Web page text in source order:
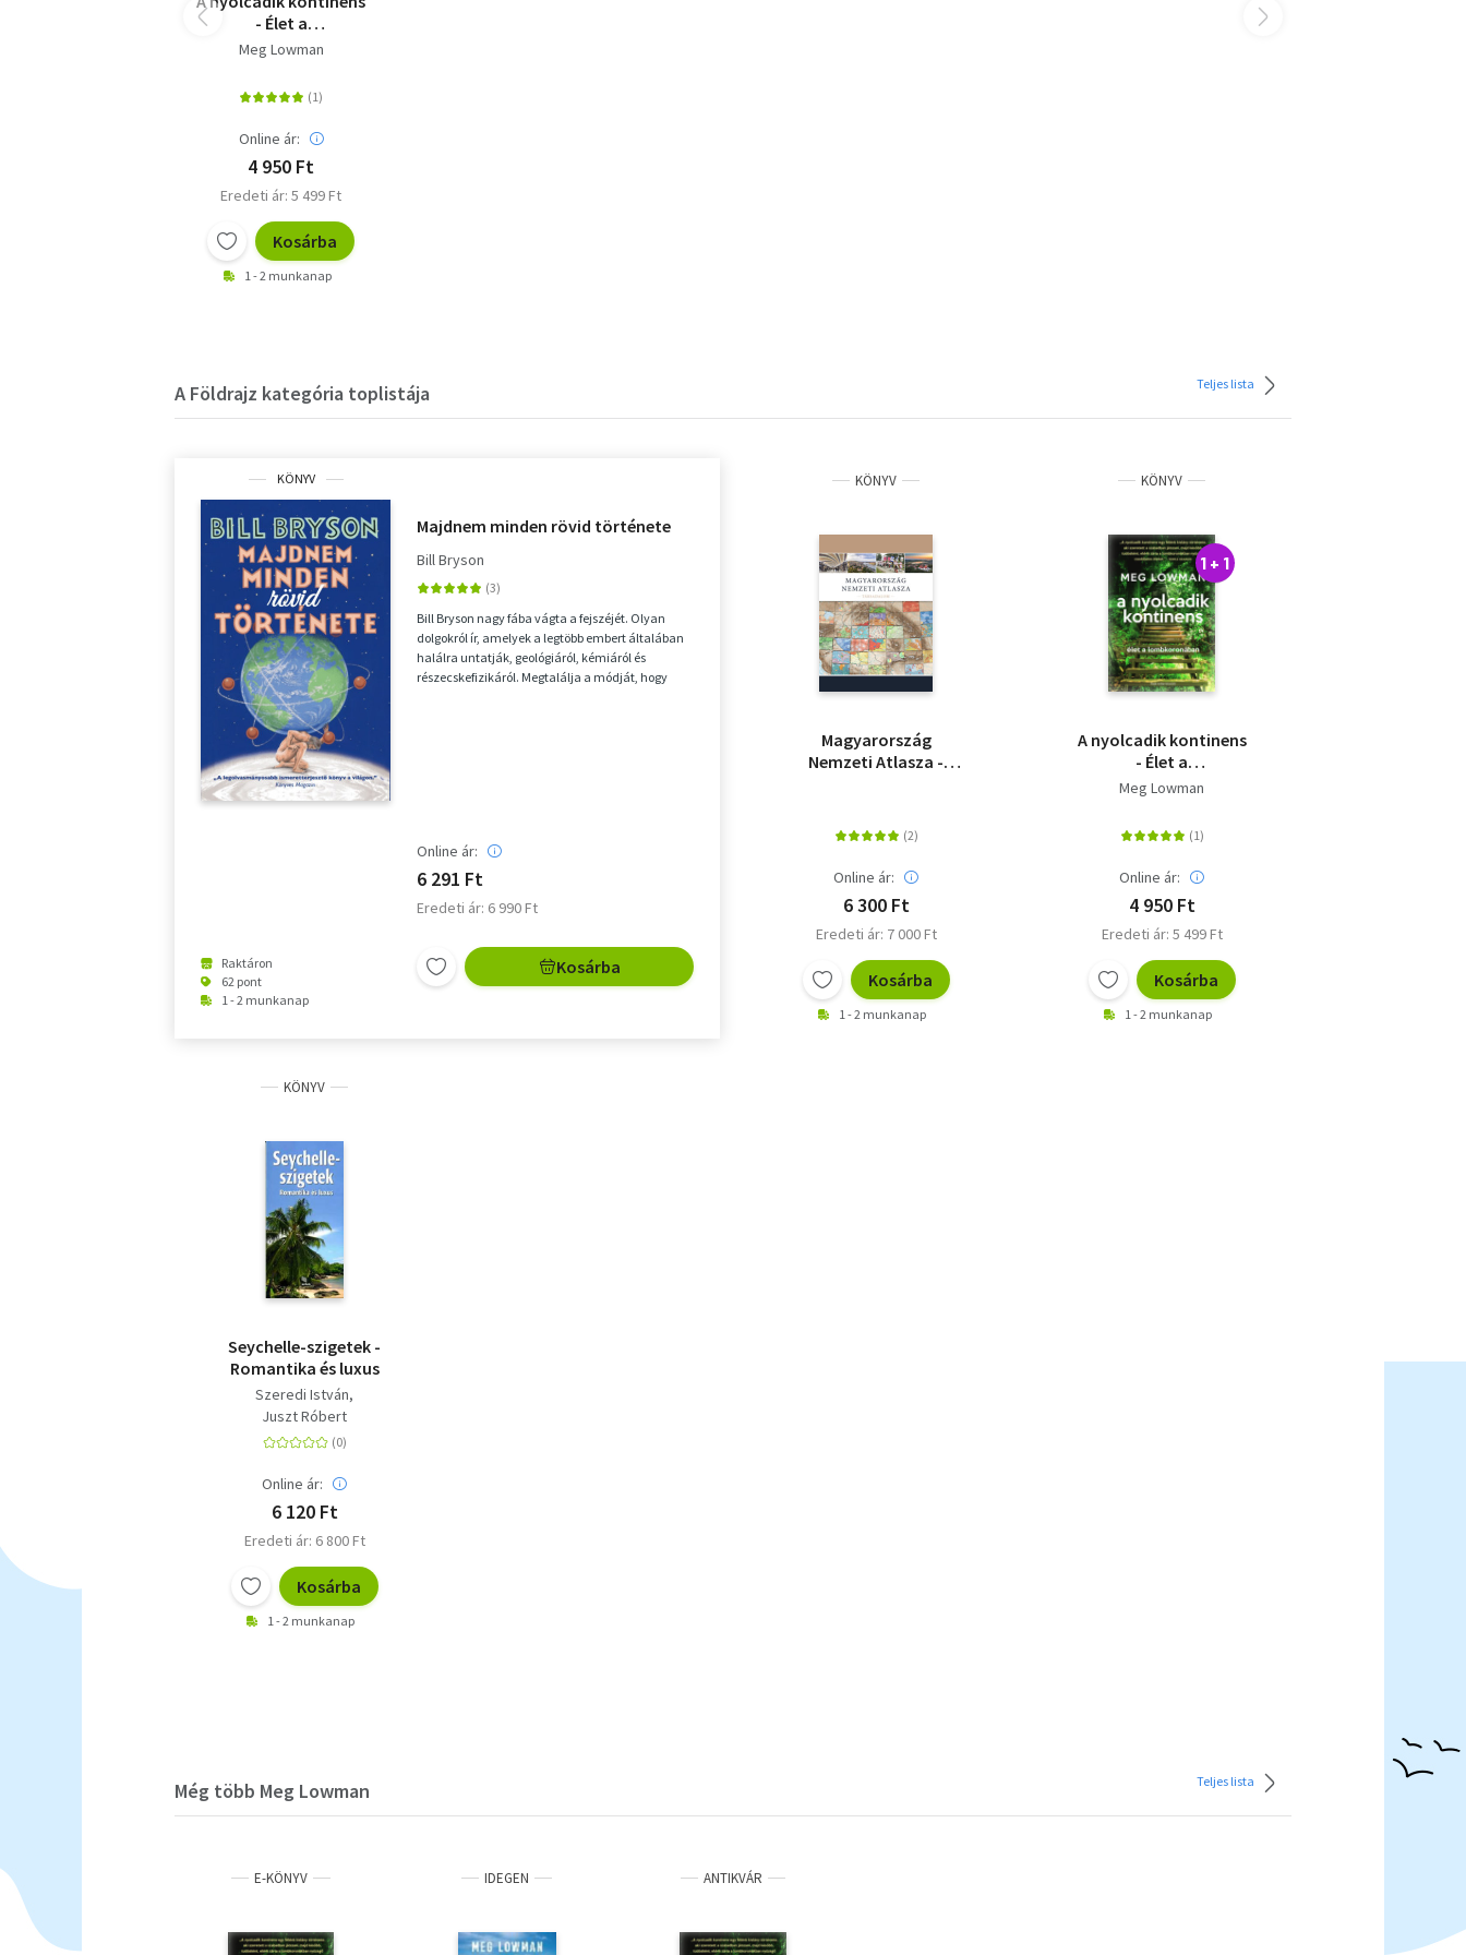
- Élet a
lombkoronában
Meg Lowman
Online ár:
4 950 Ft
Eredeti ár: 5 499 Ft
Kosárba
1 - 2 munkanap
A Földrajz kategória toplistája Teljes lista
KÖNYV
Raktáron
62 pont
1 - 2 munkanap
Majdnem minden rövid története
Bill Bryson
Bill Bryson nagy fába vágta a fejszéjét. Olyan
dolgokról ír, amelyek a legtöbb embert általában
halálra untatják, geológiáról, kémiáról és
részecskefizikáról. Megtalálja a módját, hogy
Online ár:
6 291 Ft
Eredeti ár: 6 990 Ft
Kosárba
KÖNYV
Magyarország
Nemzeti Atlasza -
Online ár:
6 300 Ft
Eredeti ár: 7 000 Ft
Kosárba
1 - 2 munkanap
KÖNYV
1 + 1
A nyolcadik kontinens
- Élet a
lombkoronában
Meg Lowman
Online ár:
4 950 Ft
Eredeti ár: 5 499 Ft
Kosárba
1 - 2 munkanap
KÖNYV
Seychelle-szigetek -
Romantika és luxus
Szeredi István
Juszt Róbert
Online ár:
6 120 Ft
Eredeti ár: 6 800 Ft
Kosárba
1 - 2 munkanap
Még több Meg Lowman Teljes lista
E-KÖNYV IDEGEN ANTIKVÁR